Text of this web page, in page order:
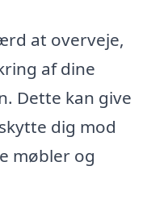
at overveje,
af dine
Dette kan give
dig mod
møbler og